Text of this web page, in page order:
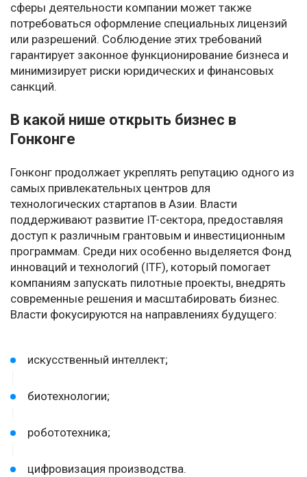
сферы деятельности компании может также
потребоваться оформление специальных лицензий
или разрешений. Соблюдение этих требований
гарантирует законное функционирование бизнеса и
минимизирует риски юридических и финансовых
санкций.
В какой нише открыть бизнес в
Гонконге
Гонконг продолжает укреплять репутацию одного из
самых привлекательных центров для
технологических стартапов в Азии. Власти
поддерживают развитие IT-сектора, предоставляя
доступ к различным грантовым и инвестиционным
программам. Среди них особенно выделяется Фонд
инноваций и технологий (ITF), который помогает
компаниям запускать пилотные проекты, внедрять
современные решения и масштабировать бизнес.
Власти фокусируются на направлениях будущего:
искусственный интеллект;
биотехнологии;
робототехника;
цифровизация производства.